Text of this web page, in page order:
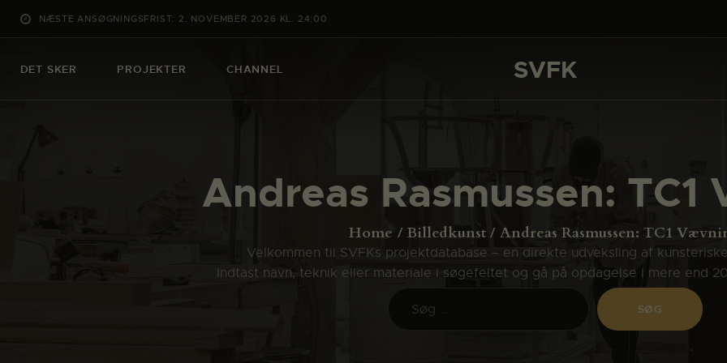
NÆSTE ANSØGNINGSFRIST: 2. NOVEMBER 2026 KL. 24:00
DET SKER PROJEKTER CHANNEL SVFK
Andreas Rasmussen:
Home Billedkunst Andreas Rasmussen: TC1
Velkommen til SVFKs projektdatabase – en direkte udveksling af
Indtast navn, teknik eller materiale i søgefeltet og gå på opdagelse i mere end
SVFK
PROJEKTER
CHANNEL
OM SVFK
ENGLISH